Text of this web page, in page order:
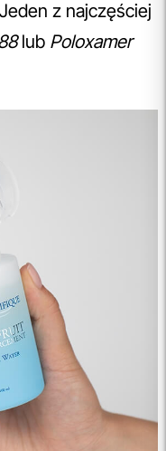
z najczęściej
lub Poloxamer